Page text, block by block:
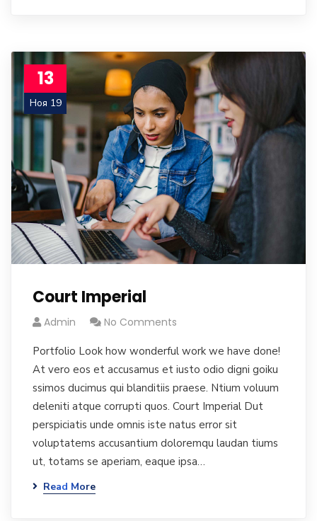
13
Ноя 19
Court Imperial
Admin No Comments
Portfolio Look how wonderful work we have done!
At vero eos et accusamus et iusto odio digni goiku
ssimos ducimus qui blanditiis praese. Ntium voluum
deleniti atque corrupti quos. Court Imperial Dut
perspiciatis unde omnis iste natus error sit
voluptatems accusantium doloremqu laudan tiums
ut, totams se aperiam, eaque ipsa…
Read More